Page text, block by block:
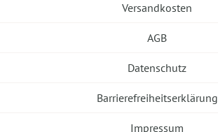
Versandkosten
AGB
Datenschutz
Barrierefreiheitserklärung
Impressum